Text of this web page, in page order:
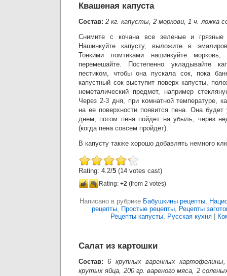
Квашеная капуста
Состав: 2 кг. капусты, 2 моркови, 1 ч. ложка
Снимите с кочана все зеленые и
Нашинкуйте капусту, выложите в
Тонкими ломтиками нашинкуйте
перемешайте. Постепенно укладывайте
пестиком, чтобы она пускала сок, пока
капустный сок выступит поверх капусты,
неметалический предмет, например
Через 2-3 дня, при комнатной температуре,
на ее поверхности появится пена. Она
днем, потом пена пойдет на убыль, через
(когда пена совсем пройдет).
В капусту также хорошо добавлять немного
Rating: 4.2/5 (14 votes cast)
Rating: +2 (from 2 votes)
Написано в рубрике Бабушкины рецепты,
рецепты, Простые рецепты, Рецепты
Рецепты капусты, Русская кухня|
Салат из картошки
Состав:6 крупных варенных
крутых яйца, 200 гр. вареного мяса, 2